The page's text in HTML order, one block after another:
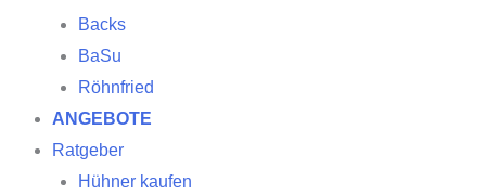
Backs
BaSu
Röhnfried
ANGEBOTE
Ratgeber
Hühner kaufen